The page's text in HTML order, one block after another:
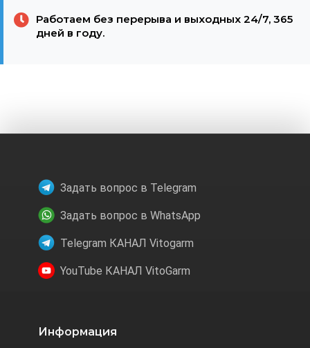
Работаем без перерыва и выходных 24/7, 365
дней в году.
Задать вопрос в Telegram
Задать вопрос в WhatsApp
Telegram КАНАЛ Vitogarm
YouTube КАНАЛ VitoGarm
Информация